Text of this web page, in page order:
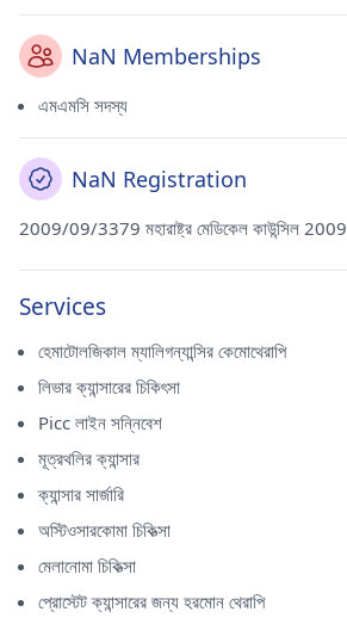
NaN Memberships
এমএমসি সদস্য
NaN Registration
2009/09/3379 মহারাষ্ট্র মেডিকেল কাউন্সিল 2009
Services
হেমাটোলজিকাল ম্যালিগন্যান্সির কেমোথেরাপি
লিভার ক্যান্সারের চিকিৎসা
Picc লাইন সন্নিবেশ
মূত্রথলির ক্যান্সার
ক্যান্সার সার্জারি
অস্টিওসারকোমা চিকিত্সা
মেলানোমা চিকিত্সা
প্রোস্টেট ক্যান্সারের জন্য হরমোন থেরাপি